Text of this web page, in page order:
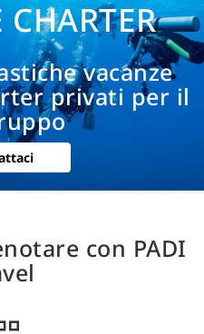
CHARTER
vacanze
privati ​​per il
con PADI